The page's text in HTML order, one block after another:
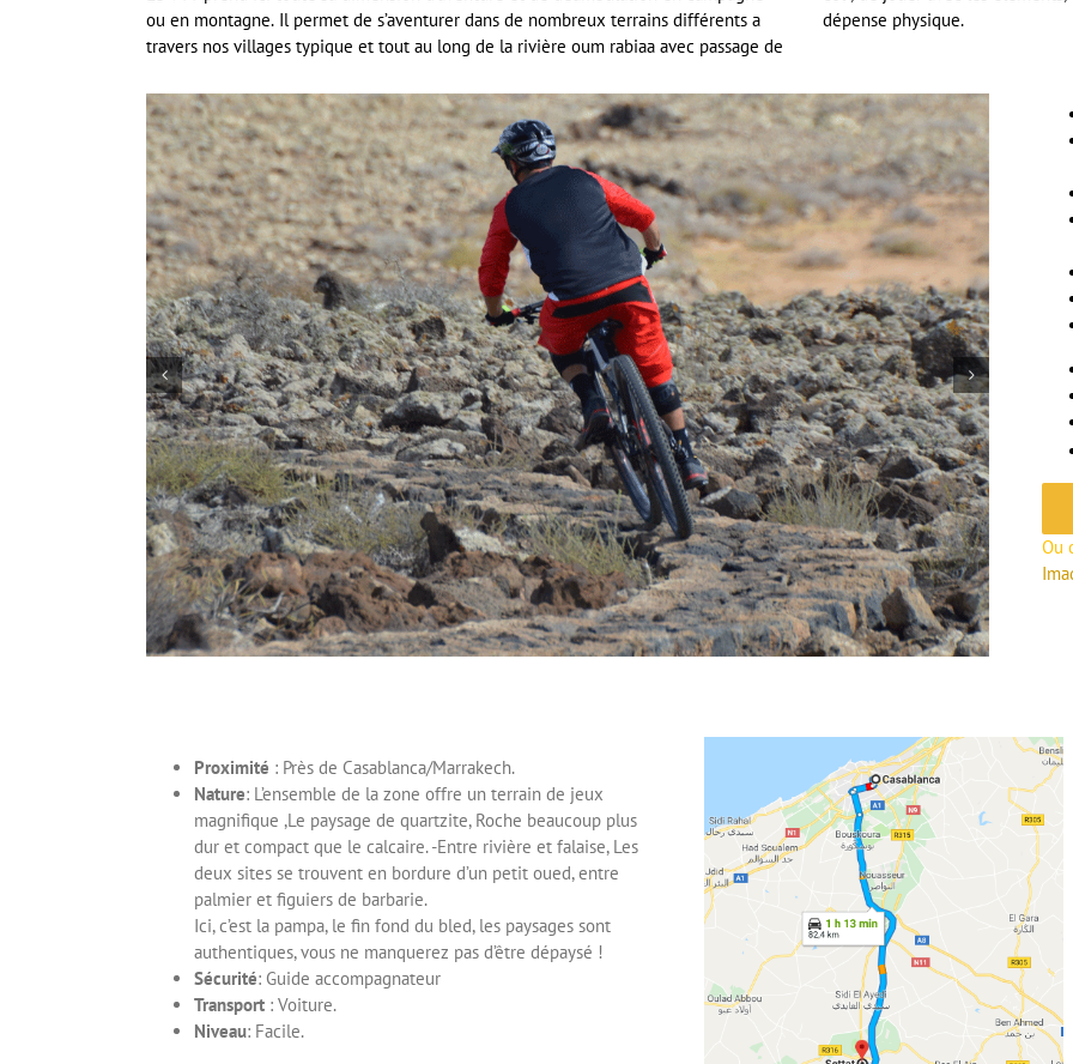
ou en montagne. Il permet de s’aventurer dans de nombreux terrains différents a
travers nos villages typique et tout au long de la rivière oum rabiaa avec passage de
dépense physique.
Ou
Proximité : Près de Casablanca/Marrakech.
Nature: L’ensemble de la zone offre un terrain de jeux
magnifique ,Le paysage de quartzite, Roche beaucoup plus
dur et compact que le calcaire. -Entre rivière et falaise, Les
deux sites se trouvent en bordure d’un petit oued, entre
palmier et figuiers de barbarie.
Ici, c’est la pampa, le fin fond du bled, les paysages sont
authentiques, vous ne manquerez pas d’être dépaysé !
Sécurité: Guide accompagnateur
Transport : Voiture.
Niveau: Facile.